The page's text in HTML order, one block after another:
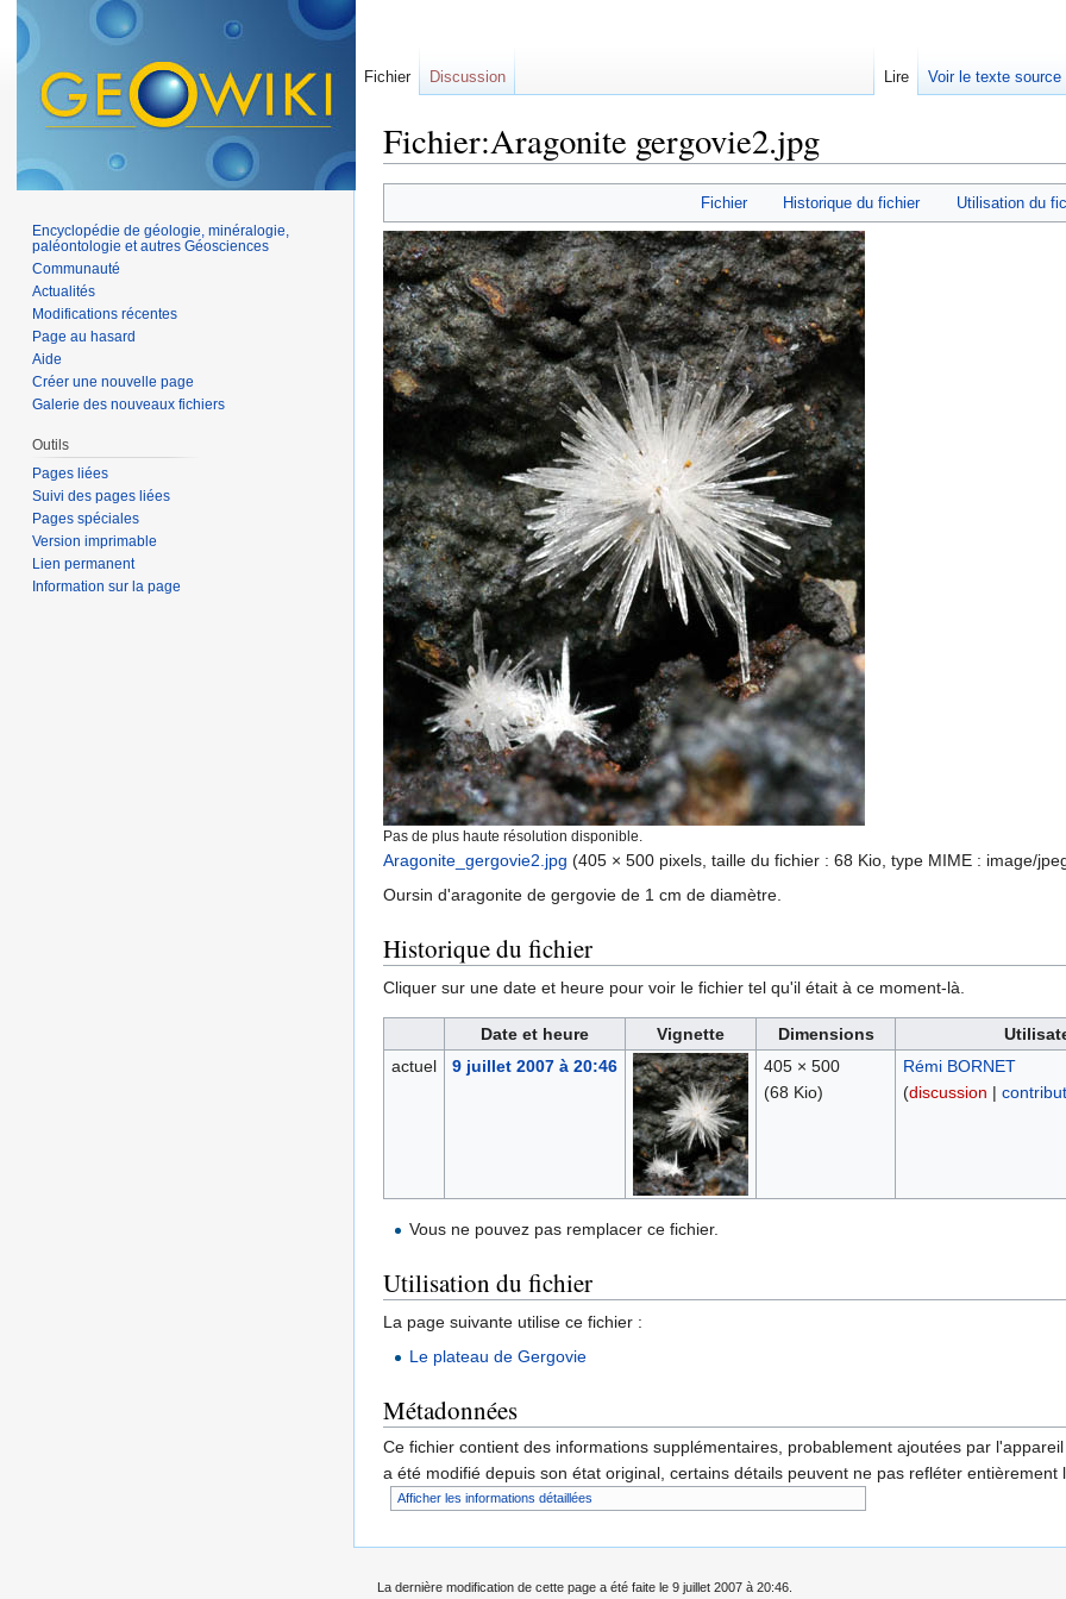
Fichier:Aragonite gergovie2.jpg
Fichier Historique du fichier Utilisation du
Pas de plus haute résolution disponible.
Aragonite_gergovie2.jpg (405 × 500 pixels, taille du fichier : 68 Kio, type MIME : image/
Oursin d'aragonite de gergovie de 1 cm de diamètre.
Historique du fichier
Cliquer sur une date et heure pour voir le fichier tel qu'il était à ce moment-là.
Date et heure Vignette Dimensions
actuel
9 juillet 2007 à 20:46
405 × 500
(68 Kio)
Rémi BORNET
(discussion |
Vous ne pouvez pas remplacer ce fichier.
Utilisation du fichier
La page suivante utilise ce fichier :
Le plateau de Gergovie
Métadonnées
Ce fichier contient des informations supplémentaires, probablement ajoutées par
a été modifié depuis son état original, certains détails peuvent ne pas refléter entièrement
Afficher les informations détaillées
Fichier Discussion Lire Voir le texte source
Encyclopédie de géologie, minéralogie,
paléontologie et autres Géosciences
Communauté
Actualités
Modifications récentes
Page au hasard
Aide
Créer une nouvelle page
Galerie des nouveaux fichiers
Outils
Pages liées
Suivi des pages liées
Pages spéciales
Version imprimable
Lien permanent
Information sur la page
La dernière modification de cette page a été faite le 9 juillet 2007 à 20:46.